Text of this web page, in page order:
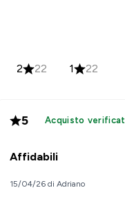
2 22 1 22
5 Acquisto
Affidabili
15/04/26 di Adriano